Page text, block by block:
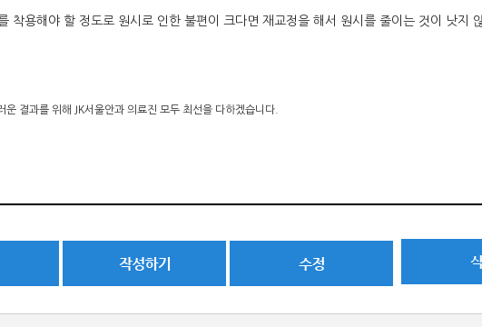
착용해야 할 정도로 원시로 인한 불편이 크다면 재교정을 해서 원시를 줄이는 것이 낫지
운 결과를 위해 JK서울안과 의료진 모두 최선을 다하겠습니다